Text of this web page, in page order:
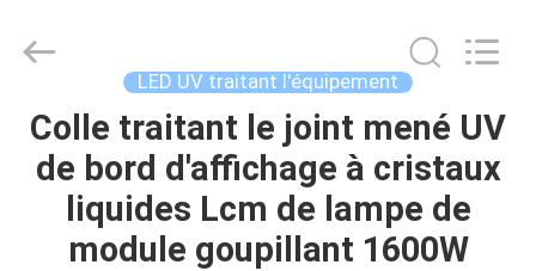
MAISON
PRODUITS
Syochi
Electronics
Rights
Reserved.
LED UV traitant l'équipement
Colle traitant le joint mené UV
de bord d'affichage à cristaux
liquides Lcm de lampe de
module goupillant 1600W